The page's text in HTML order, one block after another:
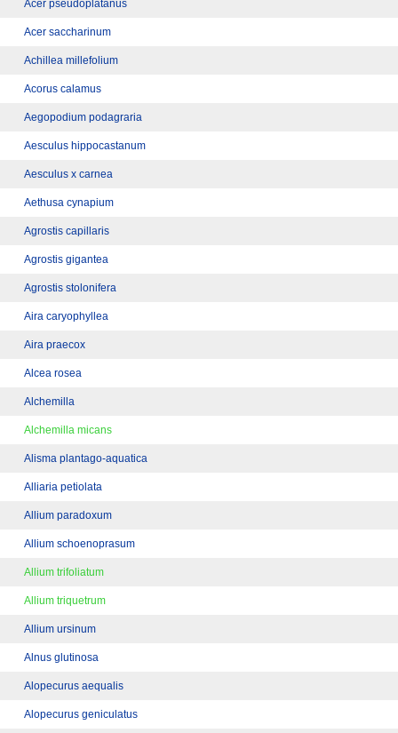
Acer pseudoplatanus
Acer saccharinum
Achillea millefolium
Acorus calamus
Aegopodium podagraria
Aesculus hippocastanum
Aesculus x carnea
Aethusa cynapium
Agrostis capillaris
Agrostis gigantea
Agrostis stolonifera
Aira caryophyllea
Aira praecox
Alcea rosea
Alchemilla
Alchemilla micans
Alisma plantago-aquatica
Alliaria petiolata
Allium paradoxum
Allium schoenoprasum
Allium trifoliatum
Allium triquetrum
Allium ursinum
Alnus glutinosa
Alopecurus aequalis
Alopecurus geniculatus